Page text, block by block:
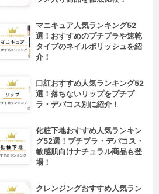
マニキュア人気ランキング52
選！おすすめのプチプラや速乾
タイプのネイルポリッシュを紹
介！
口紅おすすめ人気ランキング52
選！落ちないリップをプチプ
ラ・デパコス別に紹介！
化粧下地おすすめ人気ランキン
グ52選！プチプラ・デパコス・
敏感肌向けナチュラル商品も登
場！
クレンジングおすすめ人気ラン